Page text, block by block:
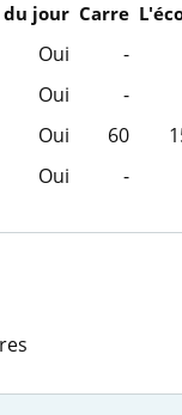
du jour Carre
Oui -
Oui -
Oui 60
Oui -